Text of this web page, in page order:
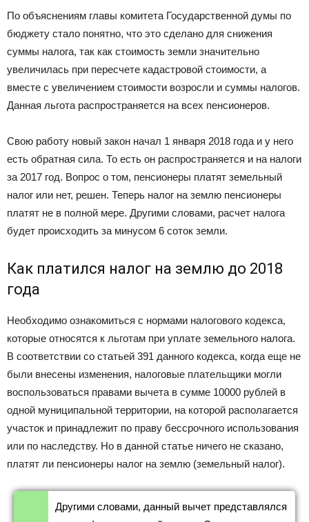
По объяснениям главы комитета Государственной думы по
бюджету стало понятно, что это сделано для снижения
суммы налога, так как стоимость земли значительно
увеличилась при пересчете кадастровой стоимости, а
вместе с увеличением стоимости возросли и суммы налогов.
Данная льгота распространяется на всех пенсионеров.
Свою работу новый закон начал 1 января 2018 года и у него
есть обратная сила. То есть он распространяется и на налоги
за 2017 год. Вопрос о том, пенсионеры платят земельный
налог или нет, решен. Теперь налог на землю пенсионеры
платят не в полной мере. Другими словами, расчет налога
будет происходить за минусом 6 соток земли.
Как платился налог на землю до 2018
года
Необходимо ознакомиться с нормами налогового кодекса,
которые относятся к льготам при уплате земельного налога.
В соответствии со статьей 391 данного кодекса, когда еще не
были внесены изменения, налоговые плательщики могли
воспользоваться правами вычета в сумме 10000 рублей в
одной муниципальной территории, на которой располагается
участок и принадлежит по праву бессрочного использования
или по наследству. Но в данной статье ничего не сказано,
платят ли пенсионеры налог на землю (земельный налог).
Другими словами, данный вычет представлялся